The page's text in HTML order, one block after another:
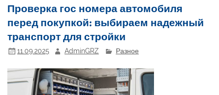
Проверка гос номера автомобиля
перед покупкой: выбираем надежный
транспорт для стройки
11.09.2025 AdminGRZ Разное